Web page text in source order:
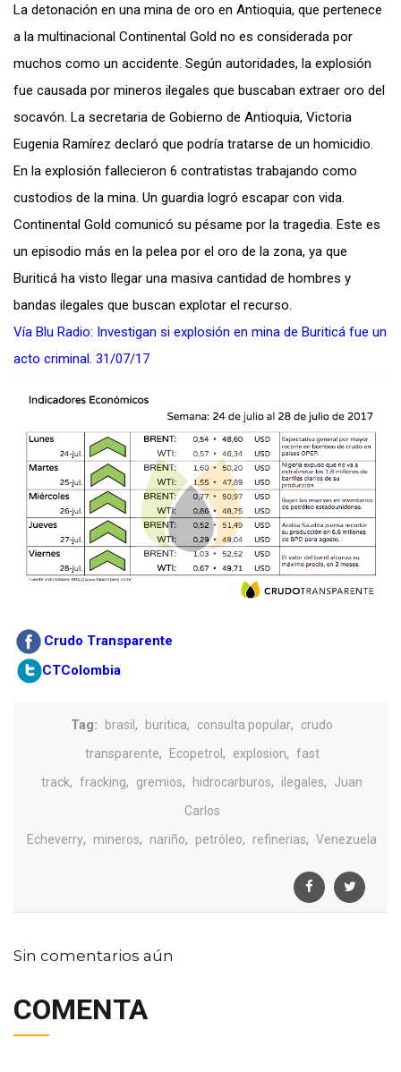
La detonación en una mina de oro en Antioquia, que pertenece
a la multinacional Continental Gold no es considerada por
muchos como un accidente. Según autoridades, la explosión
fue causada por mineros ilegales que buscaban extraer oro del
socavón. La secretaria de Gobierno de Antioquia, Victoria
Eugenia Ramírez declaró que podría tratarse de un homicidio.
En la explosión fallecieron 6 contratistas trabajando como
custodios de la mina. Un guardia logró escapar con vida.
Continental Gold comunicó su pésame por la tragedia. Este es
un episodio más en la pelea por el oro de la zona, ya que
Buriticá ha visto llegar una masiva cantidad de hombres y
bandas ilegales que buscan explotar el recurso.
Vía Blu Radio: Investigan si explosión en mina de Buriticá fue un
acto criminal. 31/07/17
Crudo Transparente
CTColombia
Tag: brasil , buritica, consulta popular,
crudo
transparente, Ecopetrol , explosion, fast
track, fracking, gremios, hidrocarburos, ilegales,
Juan
Carlos
Echeverry, mineros, nariño, petróleo, refinerias, Venezuela
Sin comentarios aún
COMENTA